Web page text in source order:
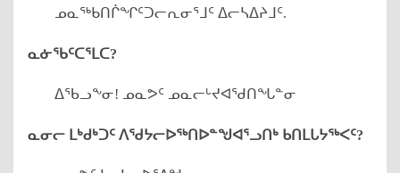
ᓄᓇᖅᑲᑎᒌᖏᑦᑐᓕᕆᓂᕐᒧᑦ ᐃᓕᓴᐃᔨᒧᑦ.
ᓇᓃᖃᑦᑕᕐᒪᑕ?
ᐃᖃᓗᖕᓂ! ᓄᓇᕗᑦ ᓄᓇᓕᒡᔪᐊᖁᑎᖓᓐᓂ
ᓇᓂᓕ ᒪᒃᑯᒃᑐᑦ ᐱᖁᔭᓕᐅᖅᑎᐅᓐᖑᐊᕐᓗᑎᒃ ᑲᑎᒪᒐᔭᖅᐸᑦ?